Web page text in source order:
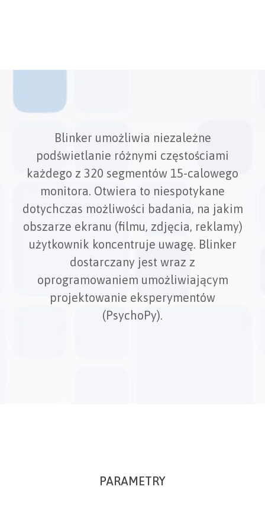
Blinker umożliwia niezależne
podświetlanie różnymi częstościami
każdego z 320 segmentów 15-calowego
monitora. Otwiera to niespotykane
dotychczas możliwości badania, na jakim
obszarze ekranu (filmu, zdjęcia, reklamy)
użytkownik koncentruje uwagę. Blinker
dostarczany jest wraz z
oprogramowaniem umożliwiającym
projektowanie eksperymentów
(PsychoPy).
PARAMETRY